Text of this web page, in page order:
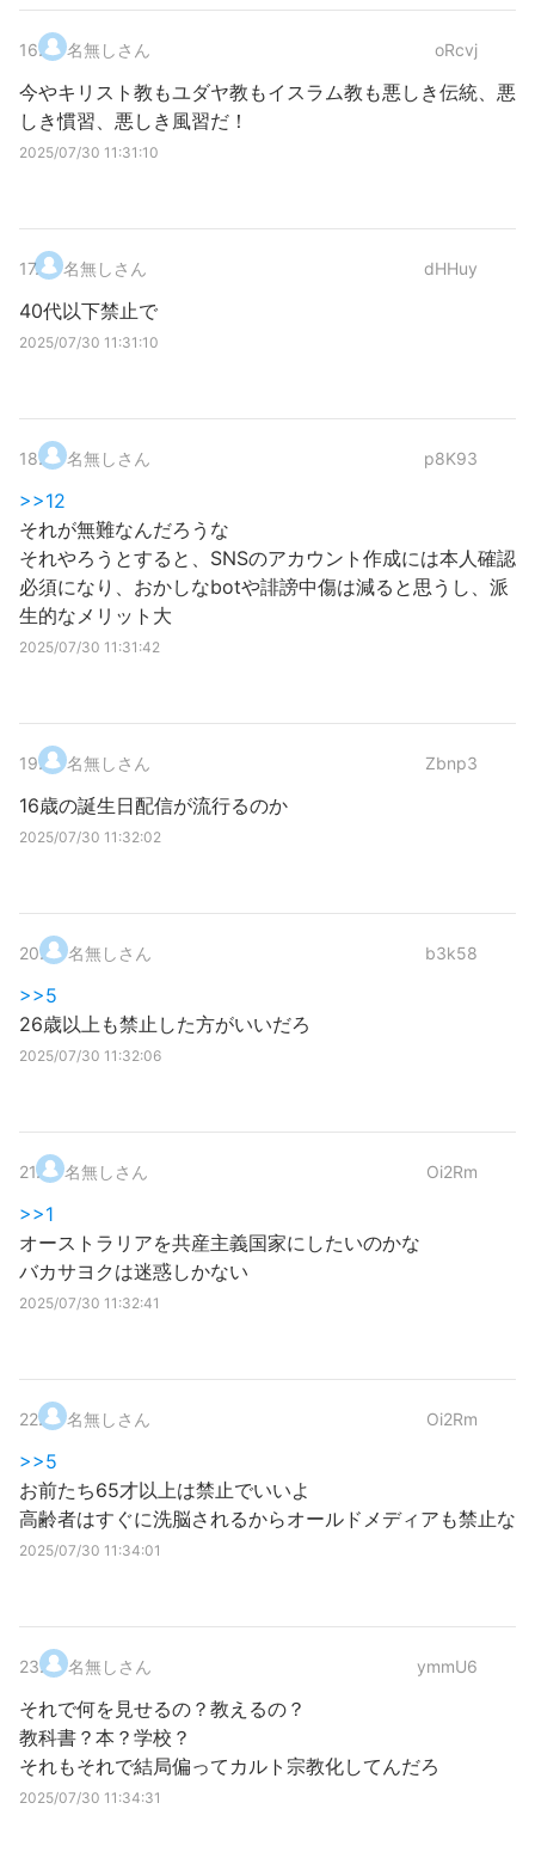
16. 名無しさん oRcvj
今やキリスト教もユダヤ教もイスラム教も悪しき伝統、悪
しき慣習、悪しき風習だ！
2025/07/30 11:31:10
17. 名無しさん dHHuy
40代以下禁止で
2025/07/30 11:31:10
18. 名無しさん p8K93
>>12
それが無難なんだろうな
それやろうとすると、SNSのアカウント作成には本人確認
必須になり、おかしなbotや誹謗中傷は減ると思うし、派
生的なメリット大
2025/07/30 11:31:42
19. 名無しさん Zbnp3
16歳の誕生日配信が流行るのか
2025/07/30 11:32:02
20. 名無しさん b3k58
>>5
26歳以上も禁止した方がいいだろ
2025/07/30 11:32:06
21. 名無しさん Oi2Rm
>>1
オーストラリアを共産主義国家にしたいのかな
バカサヨクは迷惑しかない
2025/07/30 11:32:41
22. 名無しさん Oi2Rm
>>5
お前たち65才以上は禁止でいいよ
高齢者はすぐに洗脳されるからオールドメディアも禁止な
2025/07/30 11:34:01
23. 名無しさん ymmU6
それで何を見せるの？教えるの？
教科書？本？学校？
それもそれで結局偏ってカルト宗教化してんだろ
2025/07/30 11:34:31